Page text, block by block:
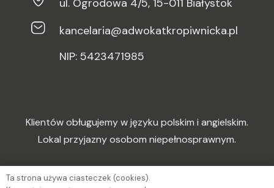
kancelaria@adwokatkropiwnicka.pl
NIP: 5423471985
Klientów obługujemy w języku polskim i angielskim.
Lokal przyjazny osobom niepełnosprawnym.
Ta strona używa ciasteczek (cookies).